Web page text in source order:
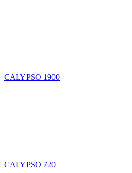
CALYPSO 1900
CALYPSO 720